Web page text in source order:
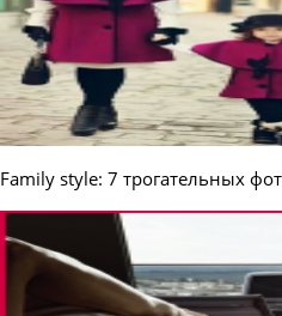
Family style: 7 трогательных